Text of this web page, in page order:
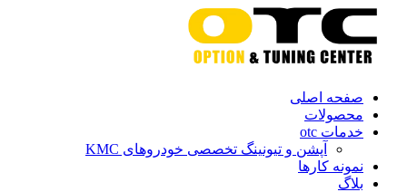
صفحه اصلی
محصولات
خدمات otc
آپشن و تیونینگ تخصصی خودروهای KMC
نمونه کارها
بلاگ